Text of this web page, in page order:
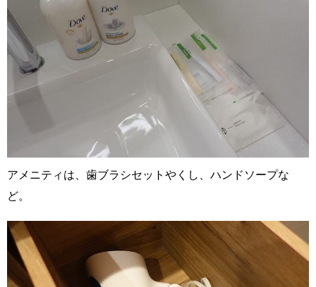
アメニティは、歯ブラシセットやくし、ハンドソープな
ど。